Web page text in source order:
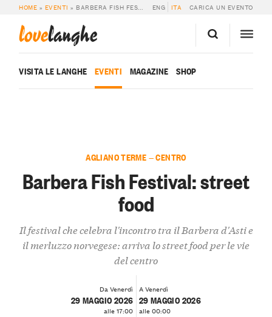
HOME » EVENTI » BARBERA FISH FESTIVAL: STREET FOOD ENG ITA CARICA UN EVENTO
lovelanghe
VISITA LE LANGHE EVENTI MAGAZINE SHOP
AGLIANO TERME — CENTRO
Barbera Fish Festival: street
food
Il festival che celebra l'incontro tra il Barbera d'Asti e
il merluzzo norvegese: arriva lo street food per le vie
del centro
Da Venerdì
29 MAGGIO 2026
alle 17:00
A Venerdì
29 MAGGIO 2026
alle 00:00